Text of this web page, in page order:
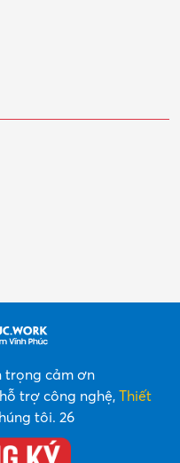
trọng cảm ơn
trợ công nghệ, Thiết
tôi. 26